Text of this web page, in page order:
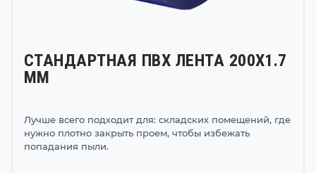
СТАНДАРТНАЯ ПВХ ЛЕНТА 200Х1.7
ММ
Лучше всего подходит для: складских помещений, где
нужно плотно закрыть проем, чтобы избежать
попадания пыли.